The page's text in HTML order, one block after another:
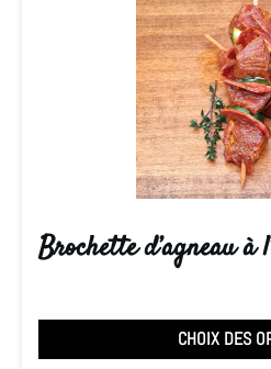
Brochette d’agneau à
CHOIX DES